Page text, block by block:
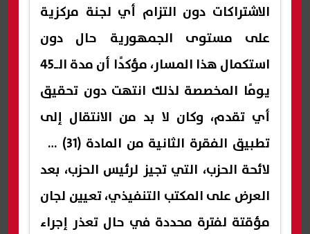
الاشتراكات دون التزام أي لجنة مركزية
على مستوى الجمهورية حال دون
استكمال هذا المسار، مؤكدًا أن مدة الـ45
يومًا المخصصة لذلك انتهت دون تحقيق
أي تقدم، وكان لا بد من الانتقال إلى
تطبيق الفقرة الثانية من المادة (31) من
لائحة الحزب، التي تجيز لرئيس الحزب، بعد
العرض على المكتب التنفيذي، تعيين لجان
مؤقتة لفترة محددة في حال تعذر إجراء